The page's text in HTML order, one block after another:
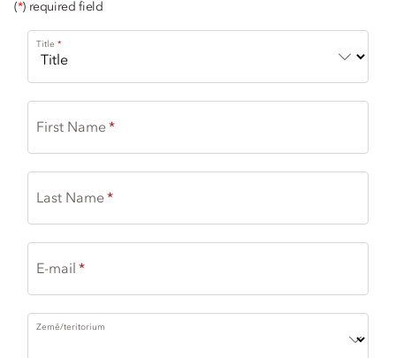
(*) required field
Title
First Name
Last Name
E-mail
Země/teritorium